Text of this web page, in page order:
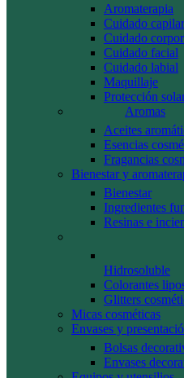
Aromaterapia
Cuidado capilar
Cuidado
Cuidado facial
Cuidado labial
Maquillaje
Protección
Aromas
Aceites
Esencias
Fragancias
Bienestar y
Bienestar
Ingredientes
Resinas e
Hidrosoluble
Colorantes
Glitters
Micas cosméticas
Envases y
Bolsas
Envases